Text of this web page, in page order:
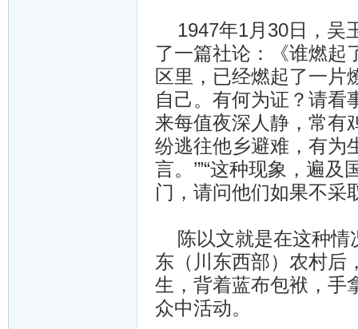
1947年1月30日，吴
了一篇社论：《谁燃起
区里，已经燃起了一片
自己。有何为证？请看
来每值夜深人静，常有
纷逃往他乡避难，有为
言。’”“这种现象，遍
门，请问他们如果不采
陈以文就是在这种情
东（川东西部）农村后
生，背着蓝布包袱，手
众中活动。